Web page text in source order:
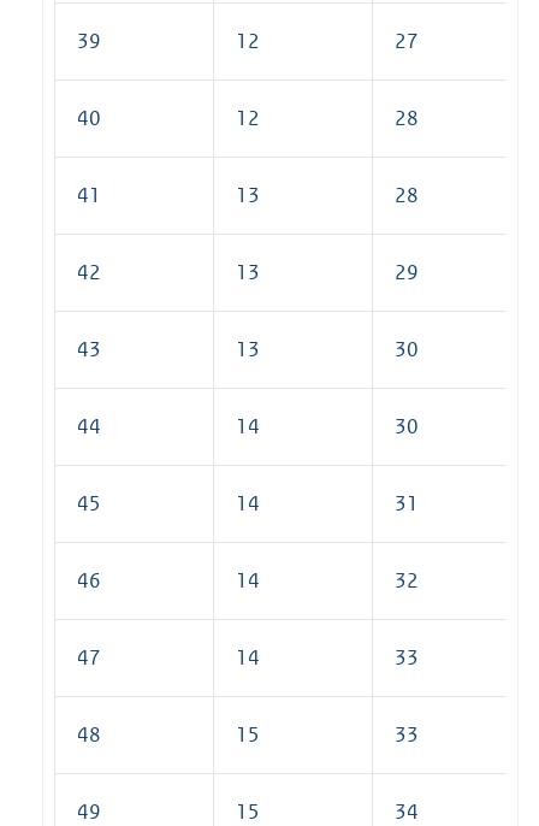
39 12 27
40 12 28
41 13 28
42 13 29
43 13 30
44 14 30
45 14 31
46 14 32
47 14 33
48 15 33
49 15 34